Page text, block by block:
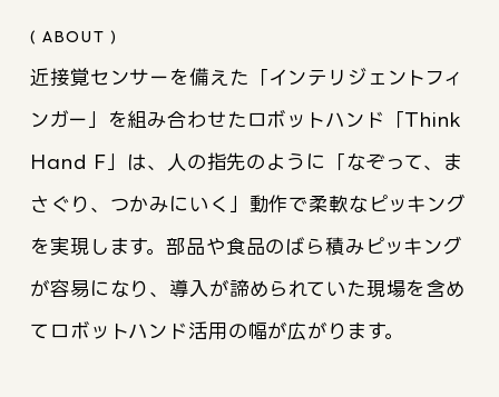
( ABOUT )
近接覚センサーを備えた「インテリジェントフィ
ンガー」を組み合わせたロボットハンド「Think
Hand F」は、人の指先のように「なぞって、ま
さぐり、つかみにいく」動作で柔軟なピッキング
を実現します。部品や食品のばら積みピッキング
が容易になり、導入が諦められていた現場を含め
てロボットハンド活用の幅が広がります。